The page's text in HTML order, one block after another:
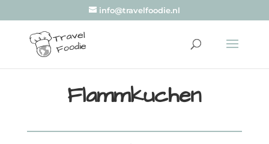
info@travelfoodie.nl
Flammkuchen